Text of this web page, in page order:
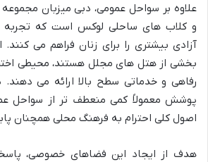
علاوه بر سواحل عمومی، دبی میزبان
و کلاب های ساحلی لوکس است که تجربه
آزادی بیشتری را برای زنان فراهم می
بخشی از هتل های مجلل هستند، محیطی
رفاهی و خدماتی سطح بالا ارائه می دهند.
پوشش معمولاً کمی منعطف تر از سواحل
اصول کلی احترام به فرهنگ محلی همچنان
هدف از ایجاد این فضاهای خصوصی،